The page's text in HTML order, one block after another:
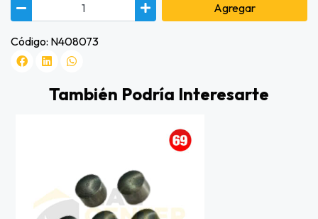
Agregar
Código: N408073
También Podría Interesarte